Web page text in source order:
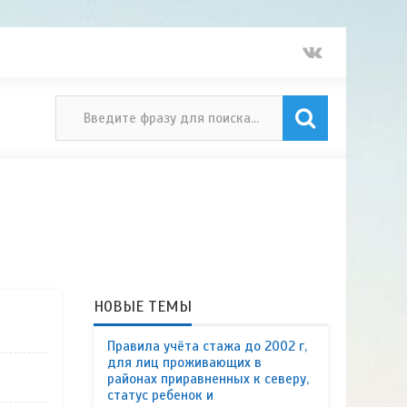
НОВЫЕ ТЕМЫ
Правила учёта стажа до 2002 г,
для лиц проживающих в
районах приравненных к северу,
статус ребенок и